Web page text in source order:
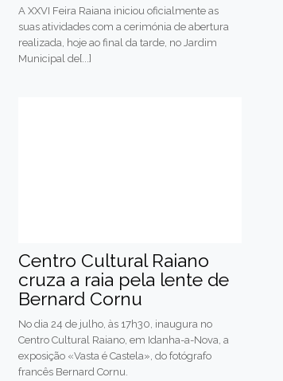
A XXVI Feira Raiana iniciou oficialmente as
suas atividades com a cerimónia de abertura
realizada, hoje ao final da tarde, no Jardim
Municipal de[...]
Centro Cultural Raiano
cruza a raia pela lente de
Bernard Cornu
No dia 24 de julho, às 17h30, inaugura no
Centro Cultural Raiano, em Idanha-a-Nova, a
exposição «Vasta é Castela», do fotógrafo
francês Bernard Cornu.